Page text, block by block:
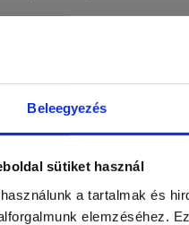
Beleegyezés
sütiket használ
a tartalmak és
elemzéséhez.
garancia
nulla hézagú cella
ALKALMAS
esetén, a kiváló